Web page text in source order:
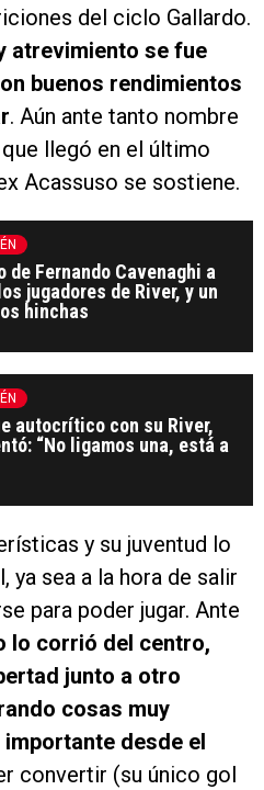
del ciclo Gallardo.
atrevimiento se fue
buenos rendimientos
. Aún ante tanto nombre
llegó en el último
Acassuso se sostiene.
de Fernando Cavenaghi a
jugadores de River, y un
hinchas
autocrítico con su River,
“No ligamos una, está a
y su juventud lo
ya sea a la hora de salir
para poder jugar. Ante
lo corrió del centro,
junto a otro
cosas muy
desde el
convertir (su único gol